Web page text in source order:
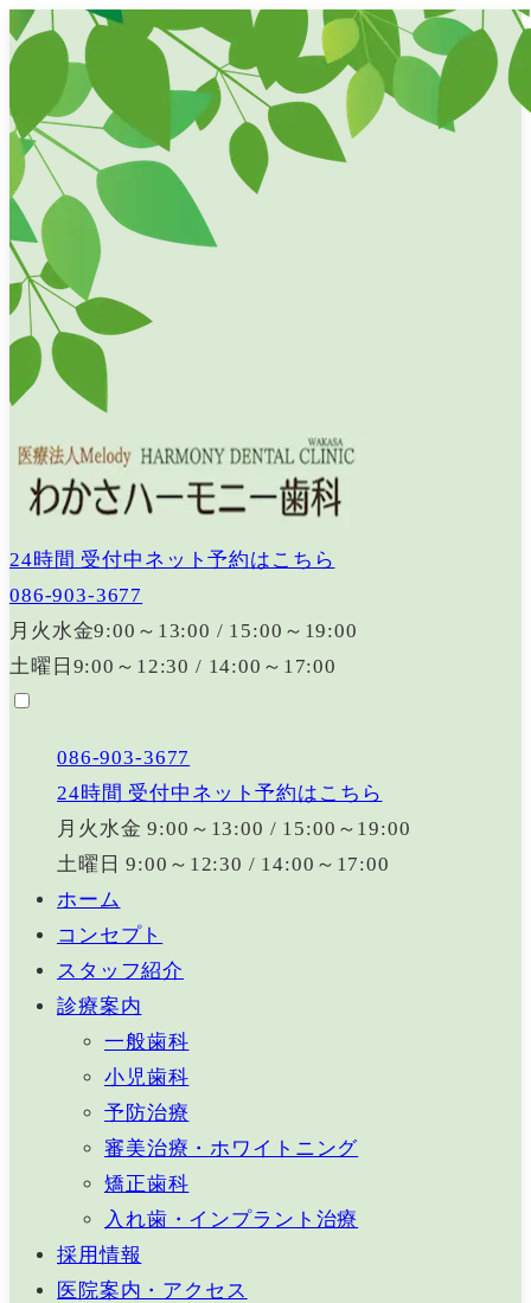
24時間 受付中 ネット予約はこちら
086-903-3677
月火水金9:00～13:00 / 15:00～19:00
土曜日 9:00～12:30 / 14:00～17:00
086-903-3677
24時間 受付中 ネット予約はこちら
月火水金 9:00～13:00 / 15:00～19:00
土曜日 9:00～12:30 / 14:00～17:00
ホーム
コンセプト
スタッフ紹介
診療案内
一般歯科
小児歯科
予防治療
審美治療・ホワイトニング
矯正歯科
入れ歯・インプラント治療
採用情報
医院案内・アクセス